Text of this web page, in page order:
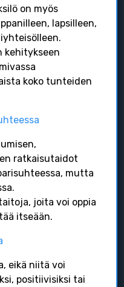
on myös
lapsilleen,
kehitykseen
koko tunteiden
ratkaisutaidot
mutta
joita voi oppia
itseään.
eikä niitä voi
positiivisiksi tai
iällä
isyys